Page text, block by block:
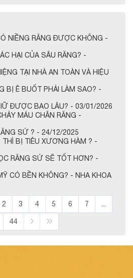
NIỀNG RĂNG ĐƯỢC KHÔNG -
HẠI CỦA SÂU RĂNG? -
TẠI NHÀ AN TOÀN VÀ HIỆU
BỊ Ê BUỐT PHẢI LÀM SAO? -
ĐƯỢC BAO LÂU? - 03/01/2026
MÁU CHÂN RĂNG -
SỨ ? - 24/12/2025
THÌ BỊ TIÊU XƯƠNG HÀM ? -
RĂNG SỨ SẼ TỐT HƠN? -
CÓ BỀN KHÔNG? - NHA KHOA
2 3 4 5 6 7
44